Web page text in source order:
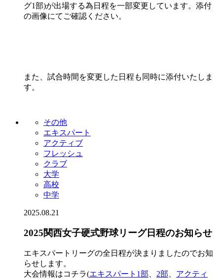
グ1部)が出場する為日程を一部変更しています。添付
の画像にてご確認ください。
また、試合時間を変更した日程も同時に添付いたしま
す。
その他
エキスパート
アクティブ
フレッシュ
クラブ
大学
高校
中学
2025.08.21
2025関西女子硬式野球リーグ日程のお知らせ
エキスパートリーグの全日程が決まりましたのでお知
らせします。
大会情報はコチラ(エキスパート1部、 2部、 アクティ